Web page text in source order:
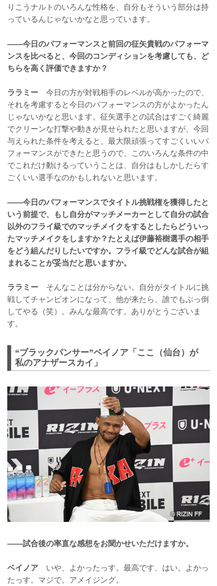
りこうナルトのいろんな性格を、自分もそういう部分は持
っているんじゃないかなと思っています。
——今日のパフォーマンスと前回の征矢貴戦のパフォーマ
ンスを比べると、今回のコンディションを考慮しても、ど
ちらを高く評価できますか？
ララミー 今日の方が対戦相手のレベルが高かったので、
それを考慮すると今日のパフォーマンスの方がよかったん
じゃないかなと思います。征矢選手との試合はすごく綺麗
でクリーンな打撃や動きが見せられたと思いますが、今回
与えられた条件を考えると、最大限頑張ってすごくいいパ
フォーマンスができたと思うので、このいろんな条件の中
でこれだけ動けるっていうことは、自分はもしかしたらす
ごくいい選手なのかもしれないと思います。
——今日のパフォーマンスでタイトル挑戦権を獲得したと
いう前提で、もし自分がマッチメーカーとして自分の試合
以外のフライ級でのマッチメイクをするとしたらどういっ
たマッチメイクをしますか？たとえば伊藤裕樹選手の相手
をどう組んだりしたいですか。フライ級でどんな試合が組
まれることが妥当だと思いますか。
ララミー そんなことは分からない。自分がタイトルに挑
戦してチャンピオンになって、他が来たら、誰でもぶっ倒
してやる（笑）。みんな最高です。ありがとうございま
す。
“ブラックパンサー”ベイノア「ここ（仙台）が
私のアナザースカイ」
——試合後の率直な感想をお聞かせいただけますか。
ベイノア いや、よかったっす。最高です、はい。よかっ
たっす。マジで。アメイジング。